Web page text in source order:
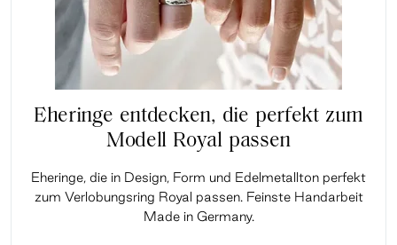
Eheringe entdecken, die perfekt zum
Modell Royal passen
Eheringe, die in Design, Form und Edelmetallton perfekt
zum Verlobungsring Royal passen. Feinste Handarbeit
Made in Germany.